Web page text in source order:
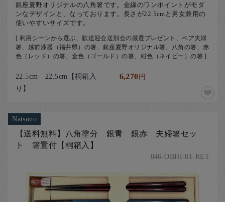
銀座夏野オリジナルの八角箸です。金線のワンポイントがモダ
ンなデザインと、なっております。長さが22.5cmと男女兼用の
使いやすいサイズです。
[ 利用シーンから選ぶ、歓送迎会送別会の厳選プレゼント、ペア夫婦
箸、越前漆器（福井県）の箸、銀座夏野オリジナル箸、八角の箸、赤
色（レッド）の箸、金色（ゴールド）の箸、紺色（ネイビー）の箸 ]
22.5cm 22.5cm【桐箱入
り】
6,270円
Natsuno
【送料無料】八角塗分 銀青 銀赤 夫婦箸セッ
ト 箸置付【桐箱入】
046-OBHI-01-RET